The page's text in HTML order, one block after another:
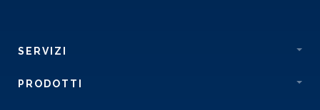
SERVIZI
PRODOTTI